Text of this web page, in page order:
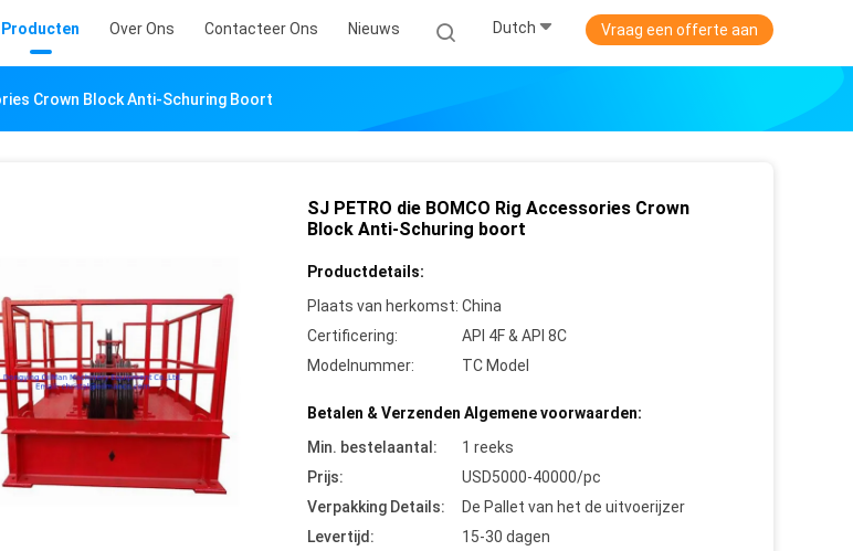
Producten Over Ons Contacteer Ons Nieuws Dutch Vraag een offerte aan
Crown Block Anti-Schuring Boort
SJ PETRO die BOMCO Rig Accessories Crown
Block Anti-Schuring boort
Productdetails:
Plaats van herkomst: China
Certificering:
API 4F & API 8C
Modelnummer:
TC Model
Betalen & Verzenden Algemene voorwaarden:
Min. bestelaantal:
1 reeks
Prijs:
USD5000-40000/pc
Verpakking Details:
De Pallet van het de uitvoerijzer
Levertijd:
15-30 dagen